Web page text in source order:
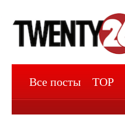
Все посты TOP